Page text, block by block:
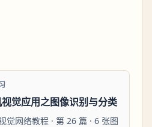
觉应用之图像识别与分类
觉网络教程 · 第 26 篇 · 6 张图